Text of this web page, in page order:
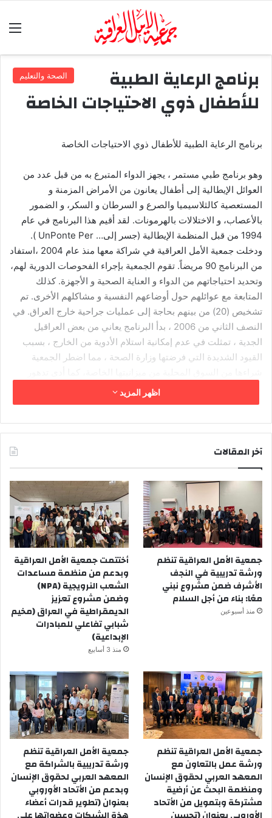
الصحة والتعليم برنامج الرعاية الطبية
للأطفال ذوي الاحتياجات الخاصة
برنامج الرعاية الطبية للأطفال ذوي الاحتياجات الخاصة
وهو برنامج طبي مستمر ، يجهز الدواء المتبرع به من قبل عدد من
العوائل الإيطالية إلى أطفال يعانون من الأمراض المزمنة و
المستعصية كالثلاسيميا والصرع و السرطان و السكر، و الضمور
بالأعصاب، و الاختلالات بالهرمونات. لقد أقيم هذا البرنامج في عام
1994 من قبل المنظمة الإيطالية (جسر إلى… UnPonte Per ).
ودخلت جمعية الأمل العراقية في شراكة معها منذ عام 2004 ،استفاد
من البرنامج 90 مريضاً. تقوم الجمعية بإجراء الفحوصات الدورية لهم،
وتحديد احتياجاتهم من الدواء و العناية الصحية و الأجهزة. كذلك
المتابعة مع عوائلهم حول أوضاعهم النفسية و مشاكلهم الأخرى. تم
تشخيص (20) من بينهم بحاجة إلى عمليات جراحية خارج العراق. في
النصف الثاني من 2006 ، بدأ البرنامج يعاني من بعض العراقيل
الجدية ، تمثلت في عدم إمكانية استلام الأدوية من الخارج ، بسبب
القيود الشديدة التي فرضتها وزارة الصحة ، مما اضطر الجمعية
الوضع الأمني خلال هذه الفترة إلى انقطاع عدد من العوائل عن
المراجعة و الاتصال. وفي عام 2007 جرى توزيع وجبتين فقط بدل
الأخرى في البرنامج من قبل الجهة الداعمة ، وتحملت الجمعية عبئاً
اظهر المزيد
آخر المقالات
جمعية الأمل العراقية تنظم
ورشة تدريبية في النجف
الأشرف ضمن مشروع نبني
معًا: بناء من أجل السلام
منذ أسبوعين
أختتمت جمعية الأمل العراقية
وبدعم من منظمة مساعدات
الشعب النرويجية (NPA)
وضمن مشروع تعزيز
الديمقراطية في العراق (مخيم
شبابي تفاعلي للمبادرات
الإبداعية)
منذ 3 أسابيع
جمعية الأمل العراقية تنظم
ورشة عمل بالتعاون مع
المعهد العربي لحقوق الإنسان
ومنظمة البحث عن أرضية
مشتركة وبتمويل من الأتحاد
جمعية الأمل العراقية تنظم
ورشة تدريبية بالشراكة مع
المعهد العربي لحقوق الإنسان
وبدعم من الأتحاد الأوروبي
بعنوان (تطوير قدرات أعضاء